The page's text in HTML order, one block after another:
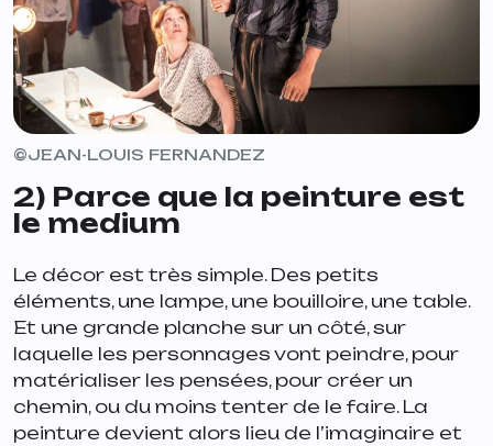
©JEAN-LOUIS FERNANDEZ
2) Parce que la peinture est
le medium
Le décor est très simple. Des petits
éléments, une lampe, une bouilloire, une table.
Et une grande planche sur un côté, sur
laquelle les personnages vont peindre, pour
matérialiser les pensées, pour créer un
chemin, ou du moins tenter de le faire. La
peinture devient alors lieu de l’imaginaire et